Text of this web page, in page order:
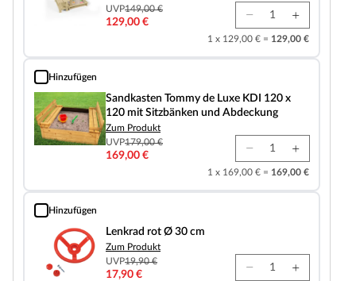
UVP149,00 €
129,00 €
1 x 129,00 € = 129,00 €
Hinzufügen
Sandkasten Tommy de Luxe KDI 120 x 120 mit Sitzbänken und Abdeckung
Sandkasten Tommy de Luxe KDI 120 x
120 mit Sitzbänken und Abdeckung
Zum Produkt
UVP179,00 €
169,00 €
1 x 169,00 € = 169,00 €
Hinzufügen
Lenkrad rot Ø 30 cm
Lenkrad rot Ø 30 cm
Zum Produkt
UVP19,90 €
17,90 €